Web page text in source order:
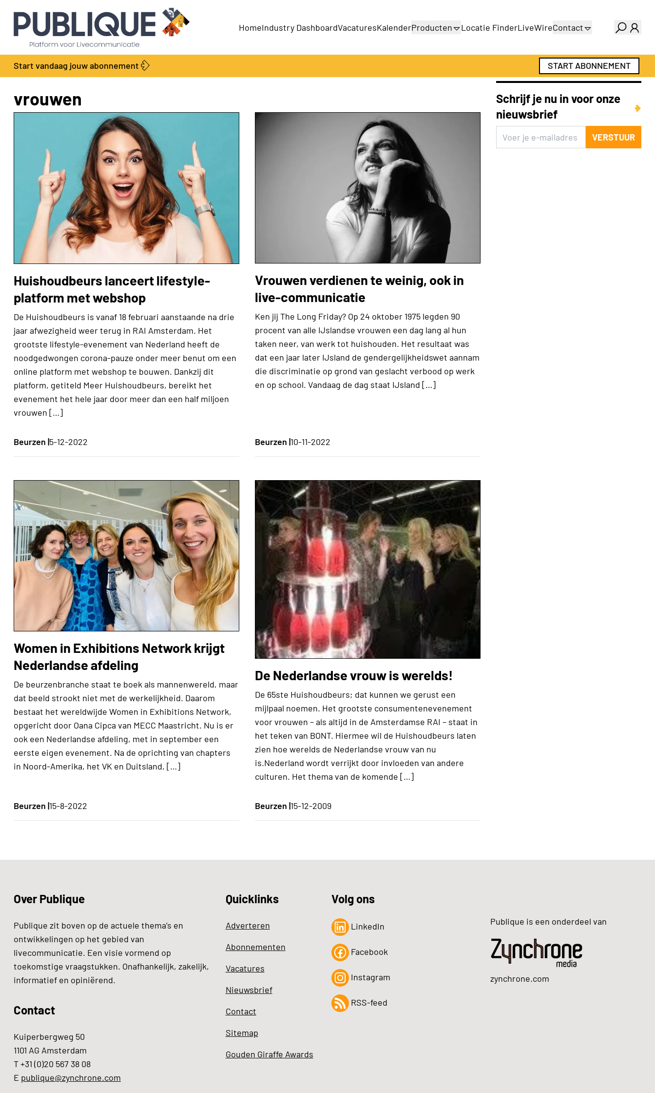
HomeIndustry DashboardVacaturesKalenderProducten
Productengids
Locatie FinderLiveWireContact
Adverteren
Abonnementen
Start vandaag jouw abonnement START ABONNEMENT
vrouwen
Huishoudbeurs lanceert lifestyle-
platform met webshop
De Huishoudbeurs is vanaf 18 februari aanstaande na drie
jaar afwezigheid weer terug in RAI Amsterdam. Het
grootste lifestyle-evenement van Nederland heeft de
noodgedwongen corona-pauze onder meer benut om een
online platform met webshop te bouwen. Dankzij dit
platform, getiteld Meer Huishoudbeurs, bereikt het
evenement het hele jaar door meer dan een half miljoen
vrouwen […]
Beurzen |5-12-2022
Vrouwen verdienen te weinig, ook in
live-communicatie
Ken jij The Long Friday? Op 24 oktober 1975 legden 90
procent van alle IJslandse vrouwen een dag lang al hun
taken neer, van werk tot huishouden. Het resultaat was
dat een jaar later IJsland de gendergelijkheidswet aannam
die discriminatie op grond van geslacht verbood op werk
en op school. Vandaag de dag staat IJsland […]
Beurzen |10-11-2022
Women in Exhibitions Network krijgt
Nederlandse afdeling
De beurzenbranche staat te boek als mannenwereld, maar
dat beeld strookt niet met de werkelijkheid. Daarom
bestaat het wereldwijde Women in Exhibitions Network,
opgericht door Oana Cipca van MECC Maastricht. Nu is er
ook een Nederlandse afdeling, met in september een
eerste eigen evenement. Na de oprichting van chapters
in Noord-Amerika, het VK en Duitsland, […]
Beurzen |15-8-2022
De Nederlandse vrouw is werelds!
De 65ste Huishoudbeurs; dat kunnen we gerust een
mijlpaal noemen. Het grootste consumentenevenement
voor vrouwen – als altijd in de Amsterdamse RAI – staat in
het teken van BONT. Hiermee wil de Huishoudbeurs laten
zien hoe werelds de Nederlandse vrouw van nu
is.Nederland wordt verrijkt door invloeden van andere
culturen. Het thema van de komende […]
Beurzen |15-12-2009
Schrijf je nu in voor onze
nieuwsbrief
VERSTUUR
Over Publique
Publique zit boven op de actuele thema’s en
ontwikkelingen op het gebied van
livecommunicatie. Een visie vormend op
toekomstige vraagstukken. Onafhankelijk, zakelijk,
informatief en opiniërend.
Contact
Kuiperbergweg 50
1101 AG Amsterdam
T +31 (0)20 567 38 08
E publique@zynchrone.com
Quicklinks
Adverteren
Abonnementen
Vacatures
Nieuwsbrief
Contact
Sitemap
Gouden Giraffe Awards
Volg ons
LinkedIn
Facebook
Instagram
RSS-feed
Publique is een onderdeel van
zynchrone.com